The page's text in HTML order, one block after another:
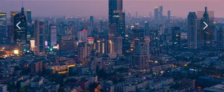
넳 넲